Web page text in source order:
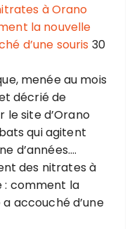
à Orano
la nouvelle
d’une souris 30
menée au mois
décrié de
site d’Orano
qui agitent
d’années....
des nitrates à
: comment la
accouché d’une